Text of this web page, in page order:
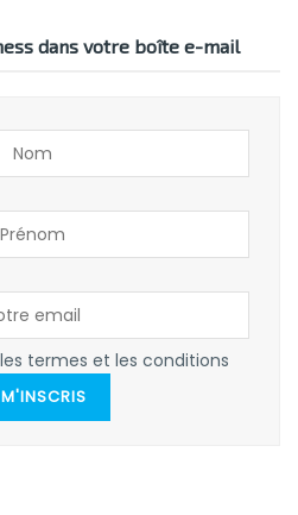
dans votre boîte e-mail
termes et les conditions